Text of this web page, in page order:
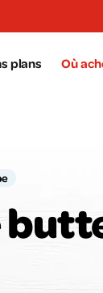
plans Où
recette